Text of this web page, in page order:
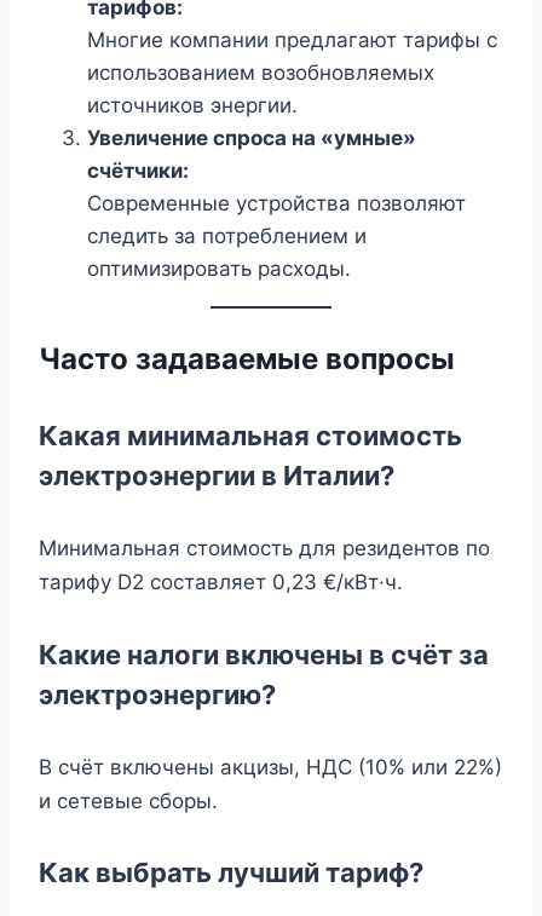
тарифов:
Многие компании предлагают тарифы с
использованием возобновляемых
источников энергии.
Увеличение спроса на «умные»
счётчики:
Современные устройства позволяют
следить за потреблением и
оптимизировать расходы.
Часто задаваемые вопросы
Какая минимальная стоимость
электроэнергии в Италии?
Минимальная стоимость для резидентов по
тарифу D2 составляет 0,23 €/кВт·ч.
Какие налоги включены в счёт за
электроэнергию?
В счёт включены акцизы, НДС (10% или 22%)
и сетевые сборы.
Как выбрать лучший тариф?